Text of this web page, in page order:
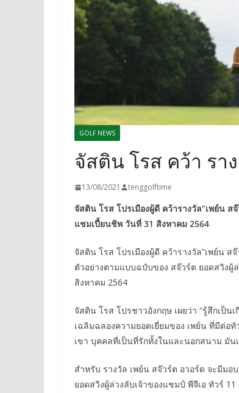
GOLF NEWS
จัสติน โรส คว้า รา
13/08/2021 tenggolftime
จัสติน โรส โปรเมืองผู้ดี คว้ารางวัล”เพย์น ส
แชมเปี้ยนชิพ วันที่ 31 สิงหาคม 2564
จัสติน โรส โปรเมืองผู้ดี คว้ารางวัล”เพย์น
ตัวอย่างตามแบบฉบับของ สจ๊วร์ต ยอดสวิงผู้
สิงหาคม 2564
จัสติน โรส โปรชาวอังกฤษ เผยว่า “รู้สึกเป็น
เฉลิมฉลองความยอดเยี่ยมของ เพย์น ที่มีต่
เขา บุคคลที่เป็นที่รักทั้งในและนอกสนาม มัน
สำหรับ รางวัล เพย์น สจ๊วร์ต อวอร์ด จะมีม
ยอดสวิงผู้ล่วงลับเจ้าของแชมป์ พีจีเอ ทัวร์